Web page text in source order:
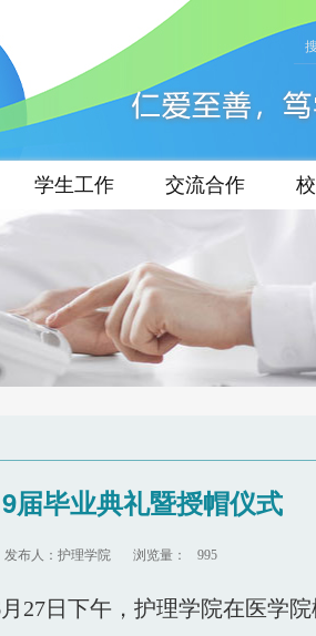
学生工作 交流合作
届毕业典礼暨授帽仪式
发布人：护理学院 浏览量： 995
27日下午，护理学院在医学